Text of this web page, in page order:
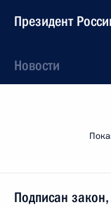
Президент
Новости
Подписан